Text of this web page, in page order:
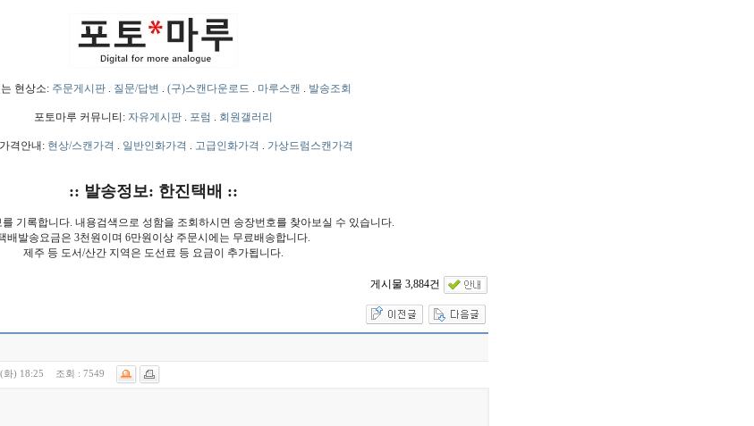
현상소: 주문게시판. 질문/답변 . (구)스캔다운로드 . 마루스캔 . 발송조회
포토마루 커뮤니티: 자유게시판. 포럼 . 회원갤러리
격안내: 현상/스캔가격 . 일반인화가격 . 고급인화가격 . 가상드럼스캔가격
:: 발송정보: 한진택배 ::
기록합니다. 내용검색으로 성함을 조회하시면 송장번호를 찾아보실 수 있습니다.
배발송요금은 3천원이며 6만원이상 주문시에는 무료배송합니다.
제주 등 도서/산간 지역은 도선료 등 요금이 추가됩니다.
게시물 3,884건
화) 18:25 조회 : 7549